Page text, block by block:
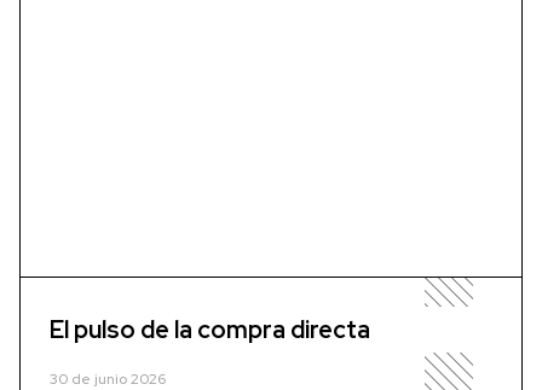
El pulso de la compra directa
30 de junio 2026